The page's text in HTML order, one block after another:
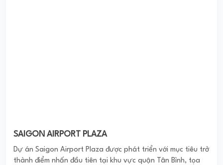
SAIGON AIRPORT PLAZA
Dự án Saigon Airport Plaza được phát triển với mục tiêu trở
thành điểm nhấn đầu tiên tại khu vực quận Tân Bình, tọa